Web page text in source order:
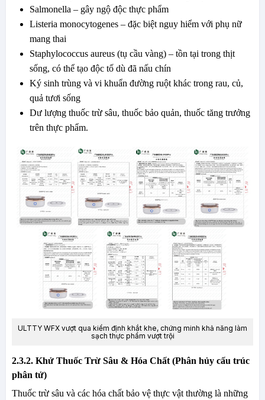
Salmonella – gây ngộ độc thực phẩm
Listeria monocytogenes – đặc biệt nguy hiểm với phụ nữ
mang thai
Staphylococcus aureus (tụ cầu vàng) – tồn tại trong thịt
sống, có thể tạo độc tố dù đã nấu chín
Ký sinh trùng và vi khuẩn đường ruột khác trong rau, củ,
quả tươi sống
Dư lượng thuốc trừ sâu, thuốc bảo quản, thuốc tăng trưởng
trên thực phẩm.
ULTTY WFX vượt qua kiểm định khắt khe, chứng minh khả năng làm
sạch thực phẩm vượt trội
2.3.2. Khử Thuốc Trừ Sâu & Hóa Chất (Phân hủy cấu trúc
phân tử)
Thuốc trừ sâu và các hóa chất bảo vệ thực vật thường là những